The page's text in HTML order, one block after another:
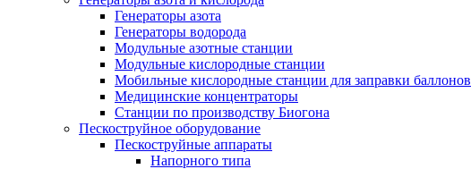
Генераторы азота
Генераторы водорода
Модульные азотные станции
Модульные кислородные станции
Мобильные кислородные станции для заправки баллонов
Медицинские концентраторы
Станции по производству Биогона
Пескоструйное оборудование
Пескоструйные аппараты
Напорного типа